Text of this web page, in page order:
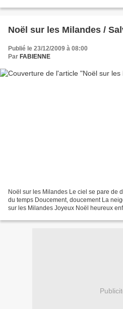
Noël sur les Milandes /
Publié le 23/12/2009 à 08:00
Par FABIENNE
Noël sur les Milandes Le ciel se pare de
du temps Doucement, doucement La
sur les Milandes Joyeux Noël heureux